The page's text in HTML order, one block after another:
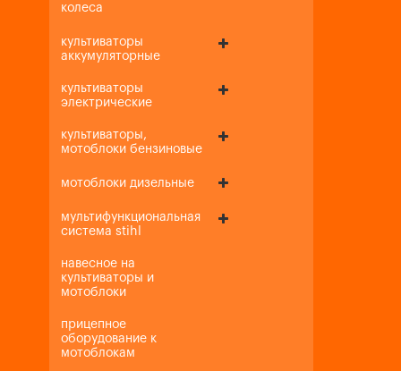
колеса
культиваторы
аккумуляторные
культиваторы
электрические
культиваторы,
мотоблоки бензиновые
мотоблоки дизельные
мультифункциональная
система stihl
навесное на
культиваторы и
мотоблоки
прицепное
оборудование к
мотоблокам